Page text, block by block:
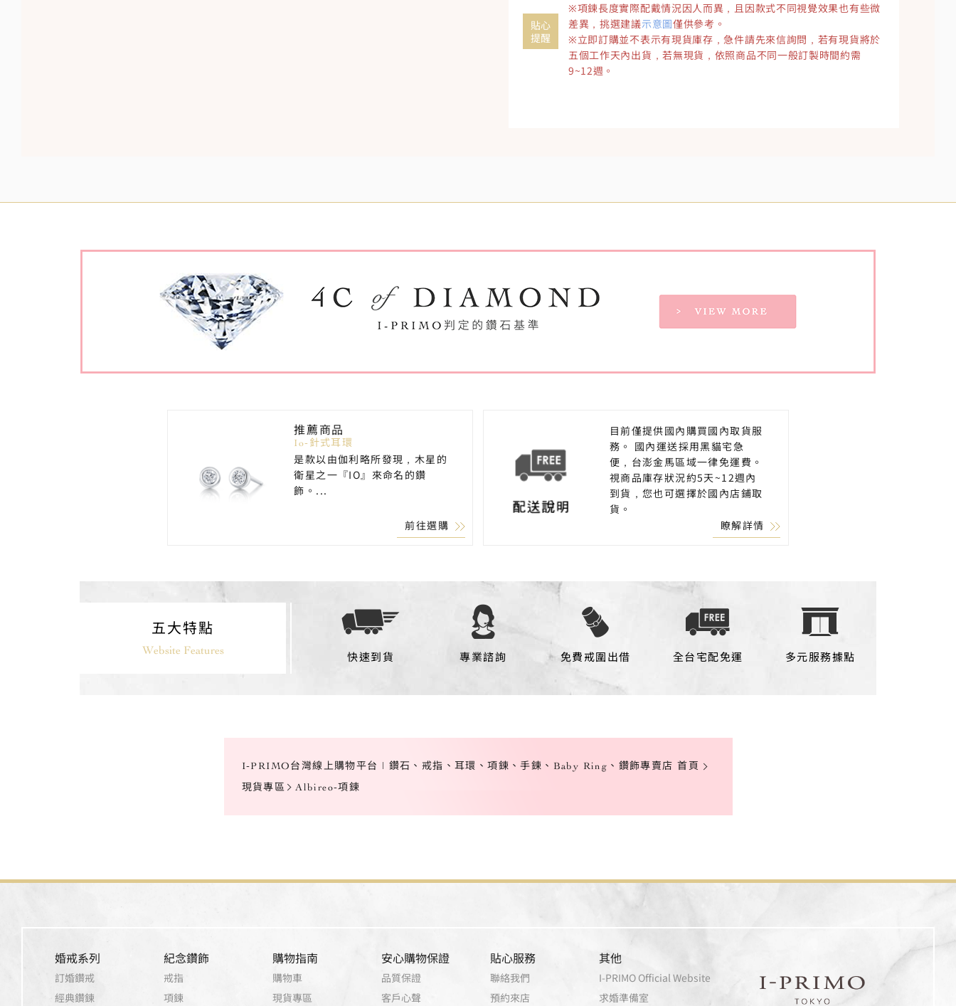
貼心
提醒
※項鍊長度實際配戴情況因人而異，且因款式不同視覺效果也有些微
差異，挑選建議示意圖僅供參考。
※立即訂購並不表示有現貨庫存，急件請先來信詢問，若有現貨將於
五個工作天內出貨，若無現貨，依照商品不同一般訂製時間約需
9~12週。
推薦商品
Io-針式耳環
是款以由伽利略所發現，木星的
衛星之一『IO』來命名的鑽
飾。...
前往選購
目前僅提供國內購買國內取貨服
務。 國內運送採用黑貓宅急
便，台澎金馬區域一律免運費。
視商品庫存狀況約5天~12週內
到貨，您也可選擇於國內店鋪取
貨。
瞭解詳情
五大特點
Website Features 快速到貨 專業諮詢 免費戒圍出借 全台宅配免運 多元服務據點
I-PRIMO台灣線上購物平台 | 鑽石、戒指、耳環、項鍊、手鍊、Baby Ring、鑽飾專賣店 首頁
現貨專區
Albireo-項鍊
婚戒系列
訂婚鑽戒
經典鑽鍊
紀念鑽飾
戒指
項鍊
購物指南
購物車
現貨專區
安心購物保證
品質保證
客戶心聲
貼心服務
聯絡我們
預約來店
其他
I-PRIMO Official Website
求婚準備室